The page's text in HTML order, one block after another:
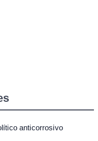
anticorrosivo